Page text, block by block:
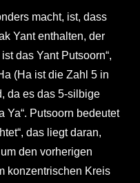
macht, ist, dass
Yant enthalten, der
das Yant Putsoorn“,
(Ha ist die Zahl 5 in
da es das 5-silbige
Ya“. Putsoorn bedeutet
das liegt daran,
den vorherigen
konzentrischen Kreis